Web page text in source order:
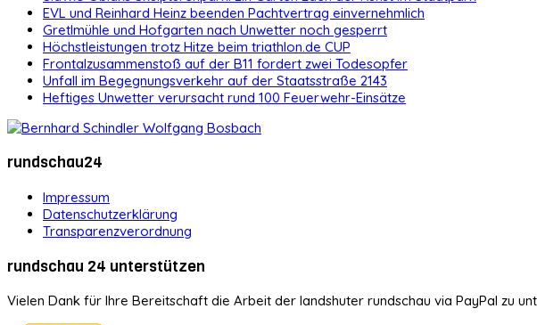
EVL und Reinhard Heinz beenden Pachtvertrag einvernehmlich
Gretlmühle und Hofgarten nach Unwetter noch gesperrt
Höchstleistungen trotz Hitze beim triathlon.de CUP
Frontalzusammenstoß auf der B11 fordert zwei Todesopfer
Unfall im Begegnungsverkehr auf der Staatsstraße 2143
Heftiges Unwetter verursacht rund 100 Feuerwehr-Einsätze
rundschau24
Impressum
Datenschutzerklärung
Transparenzverordnung
rundschau 24 unterstützen
Vielen Dank für Ihre Bereitschaft die Arbeit der landshuter rundschau via PayPal zu